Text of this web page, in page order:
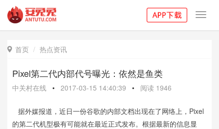
 首页 热点资讯
Pixel第二代内部代号曝光：依然是鱼类
中关村在线 • 2017-03-15 14:40:39 • 阅读 1946
据外媒报道，近日一份谷歌的内部文档出现在了网络上，Pixel
的第二代机型极有可能就在最近正式发布。根据最新的信息显